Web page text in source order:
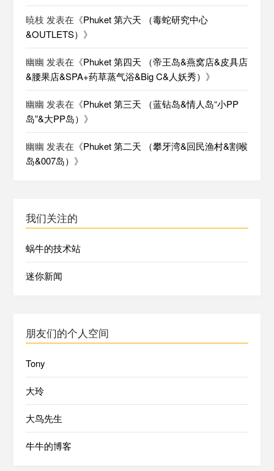
暁枝 发表在《Phuket 第六天 （毒蛇研究中心
&OUTLETS） 》
幽幽 发表在《Phuket 第四天 （帝王岛&燕窝店&皮具店
&腰果店&SPA+药草蒸气浴&Big C&人妖秀） 》
幽幽 发表在《Phuket 第三天 （蓝钻岛&情人岛“小PP
岛”&大PP岛） 》
幽幽 发表在《Phuket 第二天 （攀牙湾&回民渔村&割喉
岛&007岛） 》
我们关注的
蜗牛的技术站
迷你新闻
朋友们的个人空间
Tony
大玲
大鸟先生
牛牛的博客